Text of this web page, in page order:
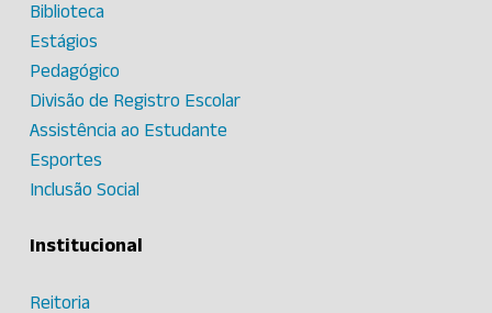
Biblioteca
Estágios
Pedagógico
Divisão de Registro Escolar
Assistência ao Estudante
Esportes
Inclusão Social
Institucional
Reitoria